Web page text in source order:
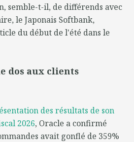
semble-t-il, de différends avec
le Japonais Softbank,
du début de l'été dans le
dos aux clients
des résultats de son
2026, Oracle a confirmé
avait gonflé de 359%